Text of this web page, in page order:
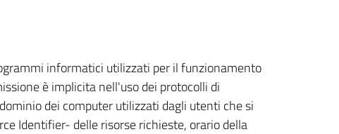
informatici utilizzati per il funzionamento
è implicita nell'uso dei protocolli di
dei computer utilizzati dagli utenti che si
Identifier- delle risorse richieste, orario della